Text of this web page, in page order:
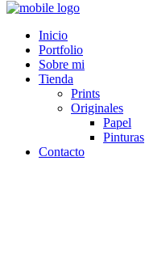
Inicio
Portfolio
Sobre mi
Tienda
Prints
Originales
Papel
Pinturas
Contacto